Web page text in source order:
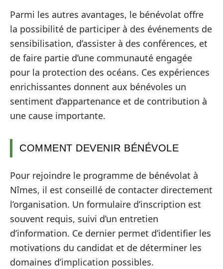
Parmi les autres avantages, le bénévolat offre
la possibilité de participer à des événements de
sensibilisation, d’assister à des conférences, et
de faire partie d’une communauté engagée
pour la protection des océans. Ces expériences
enrichissantes donnent aux bénévoles un
sentiment d’appartenance et de contribution à
une cause importante.
COMMENT DEVENIR BÉNÉVOLE
Pour rejoindre le programme de bénévolat à
Nîmes, il est conseillé de contacter directement
l’organisation. Un formulaire d’inscription est
souvent requis, suivi d’un entretien
d’information. Ce dernier permet d’identifier les
motivations du candidat et de déterminer les
domaines d’implication possibles.